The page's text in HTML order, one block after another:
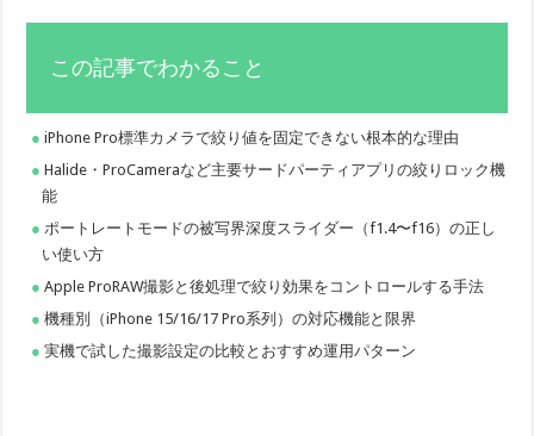
この記事でわかること
iPhone Pro標準カメラで絞り値を固定できない根本的な理由
Halide・ProCameraなど主要サードパーティアプリの絞りロック機
能
ポートレートモードの被写界深度スライダー（f1.4〜f16）の正し
い使い方
Apple ProRAW撮影と後処理で絞り効果をコントロールする手法
機種別（iPhone 15/16/17 Pro系列）の対応機能と限界
実機で試した撮影設定の比較とおすすめ運用パターン